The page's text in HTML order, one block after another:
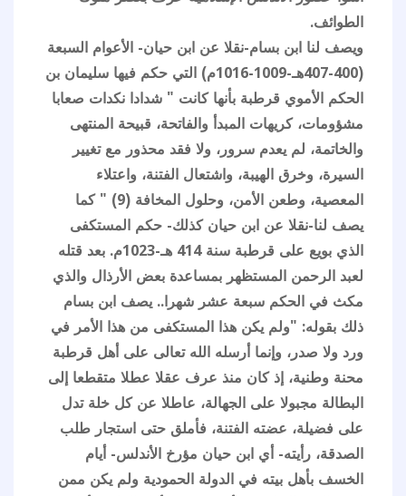
الطوائف.
ويصف لنا ابن بسام-نقلا عن ابن حيان- الأعوام السبعة
(400-407هـ-1009-1016م) التي حكم فيها سليمان بن
الحكم الأموي قرطبة بأنها كانت " شدادا نكدات صعابا
مشؤومات، كريهات المبدأ والفاتحة، قبيحة المنتهى
والخاتمة، لم يعدم سرور، ولا فقد محذور مع تغيير
السيرة، وخرق الهيبة، واشتعال الفتنة، واعتلاء
المعصية، وطعن الأمن، وحلول المخافة (9) " كما
يصف لنا-نقلا عن ابن حيان كذلك- حكم المستكفى
الذي بويع على قرطبة سنة 414 هـ-1023م. بعد قتله
لعبد الرحمن المستظهر بمساعدة بعض الأرذال والذي
مكث في الحكم سبعة عشر شهرا.. يصف ابن بسام
ذلك بقوله: "ولم يكن هذا المستكفى من هذا الأمر في
ورد ولا صدر، وإنما أرسله الله تعالى على أهل قرطبة
محنة وطنية، إذ كان منذ عرف عقلا عطلا متقطعا إلى
البطالة مجبولا على الجهالة، عاطلا عن كل خلة تدل
على فضيلة، عضته الفتنة، فأملق حتى استجار طلب
الصدقة، رأيته- أي ابن حيان مؤرخ الأندلس- أيام
الخسف بأهل بيته في الدولة الحمودية ولم يكن ممن